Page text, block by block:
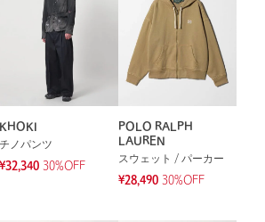
KHOKI
チノパンツ
¥32,340 30%OFF
POLO RALPH
LAUREN
スウェット / パーカー
¥28,490 30%OFF